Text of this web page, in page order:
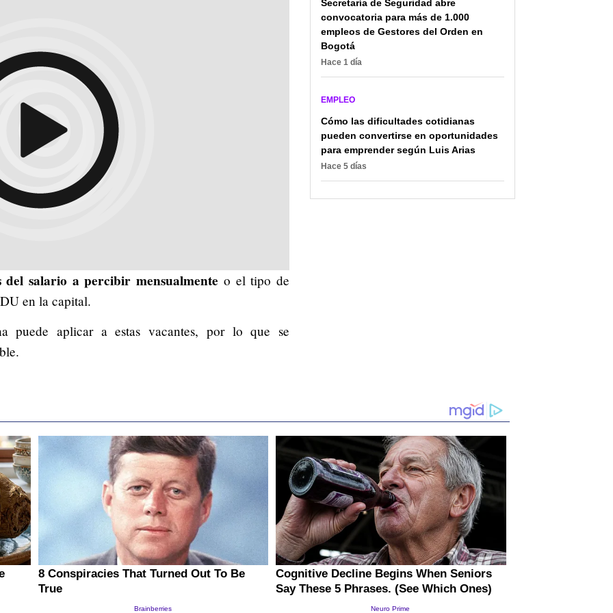
del salario a percibir mensualmente o el tipo de
en la capital.
puede aplicar a estas vacantes, por lo que se
Secretaría de Seguridad abre
convocatoria para más de 1.000
empleos de Gestores del Orden en
Bogotá
Hace 1 día
EMPLEO
Cómo las dificultades cotidianas
pueden convertirse en oportunidades
para emprender según Luis Arias
Hace 5 días